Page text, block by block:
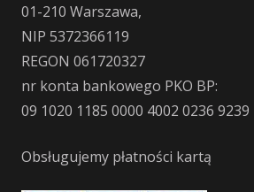
01-210 Warszawa,
NIP 5372366119
REGON 061720327
nr konta bankowego PKO BP:
09 1020 1185 0000 4002 0236 9239
Obsługujemy płatności kartą